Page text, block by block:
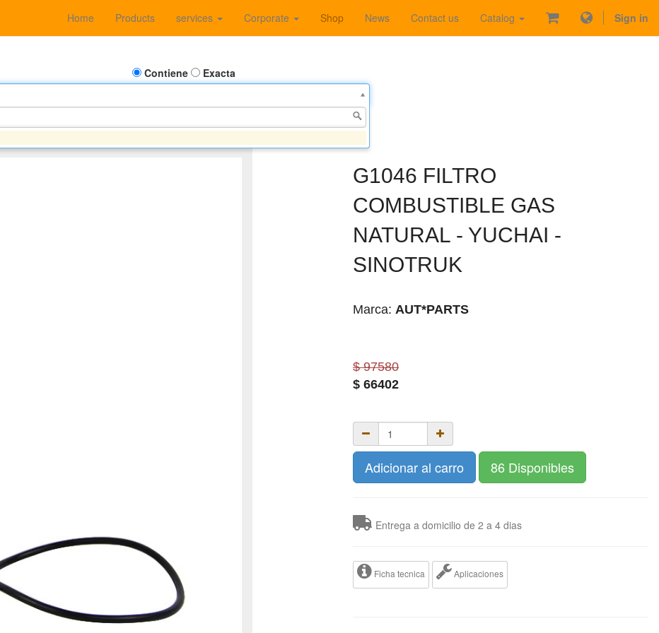
Home Products services Corporate Shop News Contact us Catalog Sign in
Contiene
Exacta
G1046 FILTRO
COMBUSTIBLE GAS
NATURAL - YUCHAI -
SINOTRUK
Marca: AUT*PARTS
$ 97580
$ 66402
Adicionar al carro 86 Disponibles
Entrega a domicilio de 2 a 4 dias
Ficha tecnica Aplicaciones